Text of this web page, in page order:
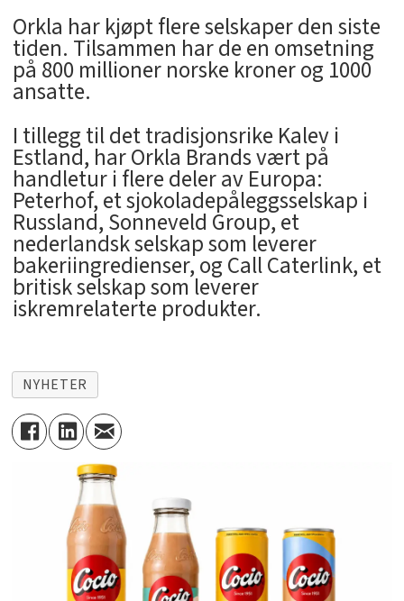
Orkla har kjøpt flere selskaper den siste
tiden. Tilsammen har de en omsetning
på 800 millioner norske kroner og 1000
ansatte.
I tillegg til det tradisjonsrike Kalev i
Estland, har Orkla Brands vært på
handletur i flere deler av Europa:
Peterhof, et sjokoladepåleggsselskap i
Russland, Sonneveld Group, et
nederlandsk selskap som leverer
bakeriingredienser, og Call Caterlink, et
britisk selskap som leverer
iskremrelaterte produkter.
NYHETER